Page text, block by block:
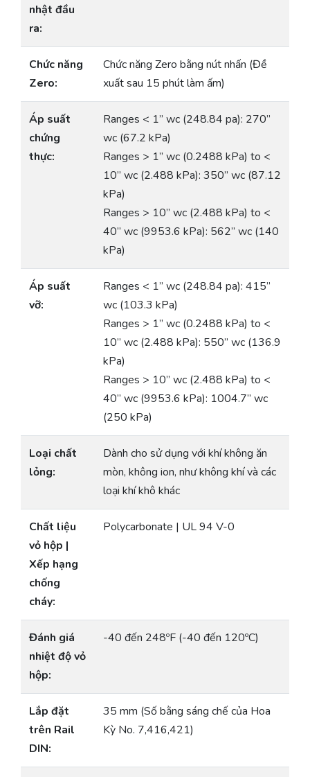
nhật đầu
ra:
Chức năng
Zero:
Chức năng Zero bằng nút nhấn (Đề
xuất sau 15 phút làm ấm)
Áp suất
chứng
thực:
Ranges < 1” wc (248.84 pa): 270”
wc (67.2 kPa)
Ranges > 1” wc (0.2488 kPa) to <
10” wc (2.488 kPa): 350” wc (87.12
kPa)
Ranges > 10” wc (2.488 kPa) to <
40” wc (9953.6 kPa): 562” wc (140
kPa)
Áp suất
vỡ:
Ranges < 1” wc (248.84 pa): 415”
wc (103.3 kPa)
Ranges > 1” wc (0.2488 kPa) to <
10” wc (2.488 kPa): 550” wc (136.9
kPa)
Ranges > 10” wc (2.488 kPa) to <
40” wc (9953.6 kPa): 1004.7” wc
(250 kPa)
Loại chất
lỏng:
Dành cho sử dụng với khí không ăn
mòn, không ion, như không khí và các
loại khí khô khác
Chất liệu
vỏ hộp |
Xếp hạng
chống
cháy:
Polycarbonate | UL 94 V-0
Đánh giá
nhiệt độ vỏ
hộp:
-40 đến 248ºF (-40 đến 120ºC)
Lắp đặt
trên Rail
DIN:
35 mm (Số bằng sáng chế của Hoa
Kỳ No. 7,416,421)